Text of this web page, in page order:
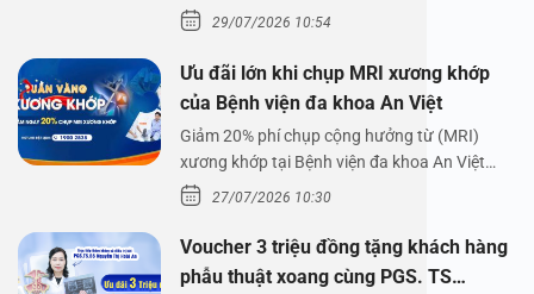
lên,…29/07/2026 10:54
Ưu đãi lớn khi chụp MRI xương khớp
của Bệnh viện đa khoa An Việt
Giảm 20% phí chụp cộng hưởng từ (MRI)
xương khớp tại Bệnh viện đa khoa An Việt
Bệnh viện đa…
27/07/2026 10:30
Voucher 3 triệu đồng tặng khách hàng
phẫu thuật xoang cùng PGS. TS